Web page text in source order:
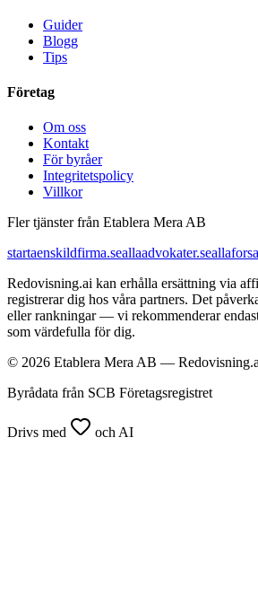
Guider
Blogg
Tips
Företag
Om oss
Kontakt
För byråer
Integritetspolicy
Villkor
Fler tjänster från Etablera Mera AB
startaenskildfirma.seallaadvokater.se
Redovisning.ai kan erhålla ersättning via
registrerar dig hos våra partners. Det
eller rankningar — vi rekommenderar
som värdefulla för dig.
© 2026 Etablera Mera AB —
Byrådata från SCB Företagsregistret
Drivs med och AI